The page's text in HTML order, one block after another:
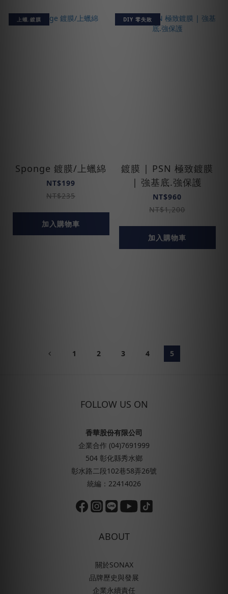
上蠟.鍍膜
Sponge 鍍膜/上蠟綿
NT$199
NT$235
加入購物車
DIY 零失敗
鍍膜 | PSN 極致鍍膜
| 強基底.強保護
NT$960
NT$1,200
加入購物車
1 2 3 4 5
FOLLOW US ON
香華股份有限公司
企業合作 (04)7691999
504 彰化縣秀水鄉
彰水路二段102巷58弄26號
統編：22414026
ABOUT
關於SONAX
品牌歷史與發展
企業永續責任